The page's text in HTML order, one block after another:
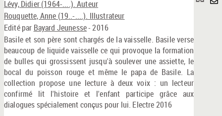
Lévy, Didier (1964-....). Auteur
Rouquette, Anne (19..-....). Illustrateur
Edité par Bayard Jeunesse- 2016
Basile et son père sont chargés de la vaisselle. Basile verse
beaucoup de liquide vaisselle ce qui provoque la formation
de bulles qui grossissent jusqu'à soulever une assiette, le
bocal du poisson rouge et même le papa de Basile. La
collection propose une lecture à deux voix : un lecteur
confirmé lit l'histoire et l'enfant participe grâce aux
dialogues spécialement conçus pour lui. Electre 2016